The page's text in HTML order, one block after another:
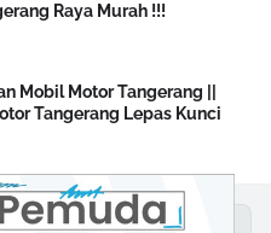
Raya Murah !!!
Mobil Motor Tangerang ||
Tangerang Lepas Kunci